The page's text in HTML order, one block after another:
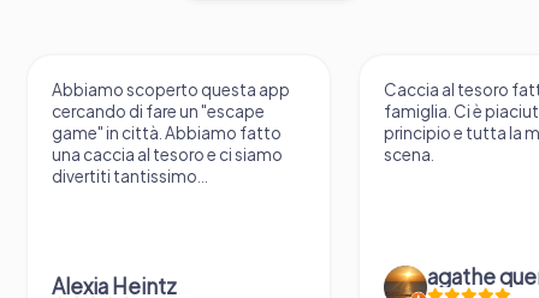
Abbiamo scoperto questa app
cercando di fare un "escape
game" in città. Abbiamo fatto
una caccia al tesoro e ci siamo
divertiti tantissimo...
Alexia Heintz
Caccia al tesoro
famiglia. Ci è
principio e tutta la
scena.
agathe